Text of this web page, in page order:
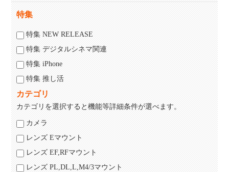
特集
特集 NEW RELEASE
特集 デジタルシネマ関連
特集 iPhone
特集 推し活
カテゴリ
カテゴリを選択すると機能等詳細条件が選べます。
カメラ
レンズ Eマウント
レンズ EF,RFマウント
レンズ PL,DL,L,M4/3マウント